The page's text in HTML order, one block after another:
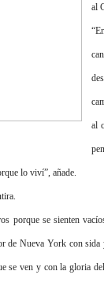
al
al
lo viví”, añade.
porque se sienten
de Nueva York con
se ven y con la gloria